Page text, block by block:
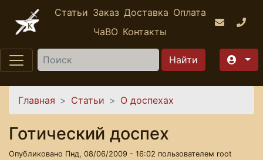
Перейти к основному содержанию
Статьи Заказ Доставка Оплата
ЧаВО Контакты
Найти
Вы здесь
Главная Статьи О доспехах
Готический доспех
Опубликовано Пнд, 08/06/2009 - 16:02 пользователем root